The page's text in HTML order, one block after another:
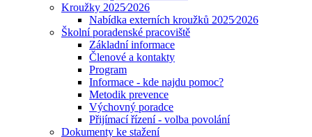
Kroužky 2025⁄2026
Nabídka externích kroužků 2025⁄2026
Školní poradenské pracoviště
Základní informace
Členové a kontakty
Program
Informace - kde najdu pomoc?
Metodik prevence
Výchovný poradce
Přijímací řízení - volba povolání
Dokumenty ke stažení